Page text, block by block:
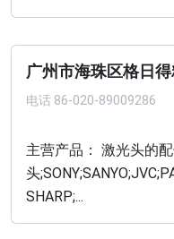
广州市海珠区格日
电话 86-020-89009286
主营产品： 激光头的
头
SHARP;...